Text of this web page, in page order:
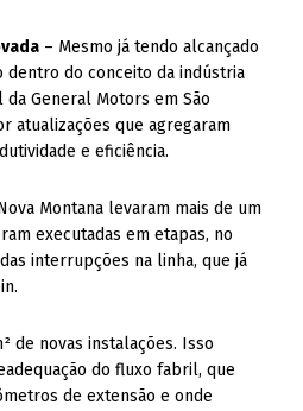
– Mesmo já tendo alcançado
do conceito da indústria
General Motors em São
atualizações que agregaram
e eficiência.
Montana levaram mais de um
executadas em etapas, no
interrupções na linha, que já
de novas instalações. Isso
do fluxo fabril, que
de extensão e onde